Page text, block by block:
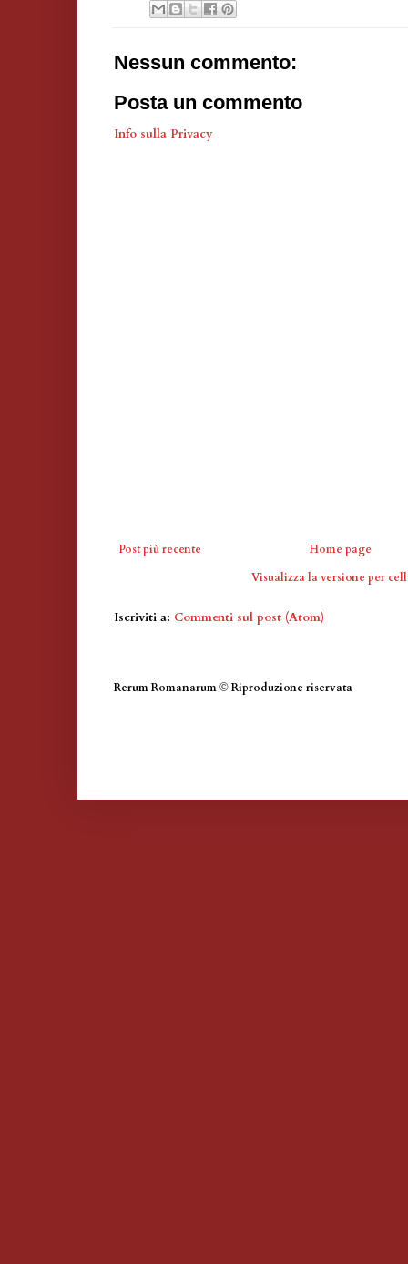
Nessun commento:
Posta un commento
Info sulla Privacy
Post più recente
Home page
Visualizza la versione per
Iscriviti a: Commenti sul post (Atom)
Rerum Romanarum © Riproduzione riservata